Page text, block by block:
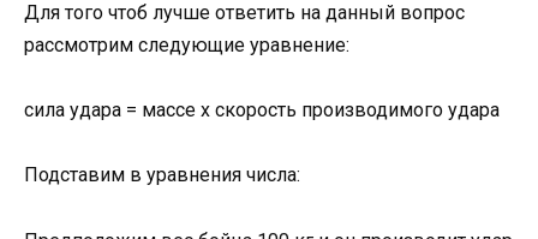
Для того чтоб лучше ответить на данный вопрос
рассмотрим следующие уравнение:
сила удара = массе х скорость производимого удара
Подставим в уравнения числа: